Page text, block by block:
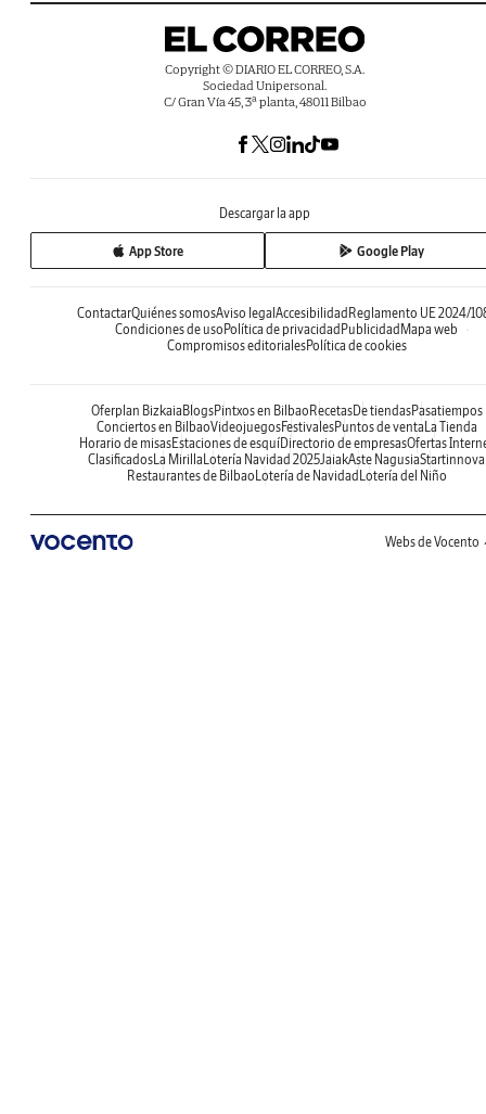
Copyright © DIARIO EL CORREO, S.A.
Sociedad Unipersonal.
C/ Gran Vía 45, 3ª planta, 48011 Bilbao
Descargar la app
App Store Google Play
ContactarQuiénes somosAviso legal Accesibilidad Reglamento UE 2024/
Condiciones de uso Política de privacidad Publicidad Mapa web
Compromisos editorialesPolítica de cookies
Oferplan Bizkaia BlogsPintxos en Bilbao RecetasDe tiendasPasatiempos
Conciertos en BilbaoVideojuegosFestivalesPuntos de venta La Tienda
Horario de misasEstaciones de esquíDirectorio de empresasOfertas
ClasificadosLa Mirilla Lotería Navidad 2025JaiakAste NagusiaStartinnova
Restaurantes de Bilbao Lotería de Navidad Lotería del Niño
Webs de Vocento